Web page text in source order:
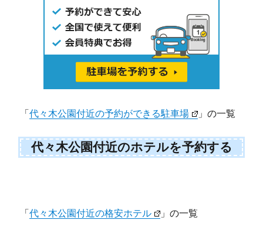
「代々木公園付近の予約ができる駐車場 」の一覧
代々木公園付近のホテルを予約する
「代々木公園付近の格安ホテル 」の一覧